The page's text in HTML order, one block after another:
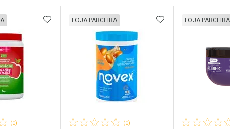
(0)
ADICIONAR AOS FAVORITOS
(0)
LOJA PARCEIRA ADICIONAR AOS
LOJA PARCEIRA